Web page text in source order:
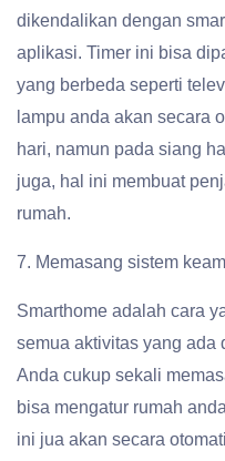
dikendalikan dengan
aplikasi. Timer ini bisa
yang berbeda seperti
lampu anda akan secara
hari, namun pada siang
juga, hal ini membuat
rumah.
7. Memasang sistem
Smarthome adalah cara
semua aktivitas yang ada
Anda cukup sekali
bisa mengatur rumah
ini jua akan secara